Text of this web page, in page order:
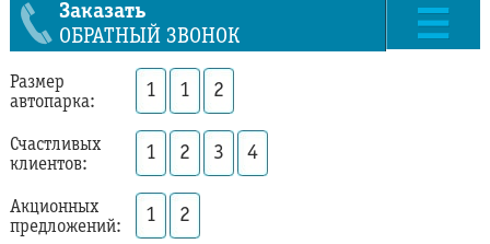
Заказать
ОБРАТНЫЙ ЗВОНОК
Размер
автопарка:
1 1 2
Счастливых
клиентов:
1 2 3 4
Акционных
предложений:
1 2